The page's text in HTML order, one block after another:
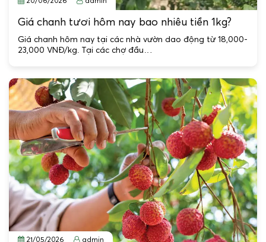
Giá chanh tươi hôm nay bao nhiêu tiền 1kg?
Giá chanh hôm nay tại các nhà vườn dao động từ 18,000-
23,000 VNĐ/kg. Tại các chợ đầu…
21/05/2026 admin